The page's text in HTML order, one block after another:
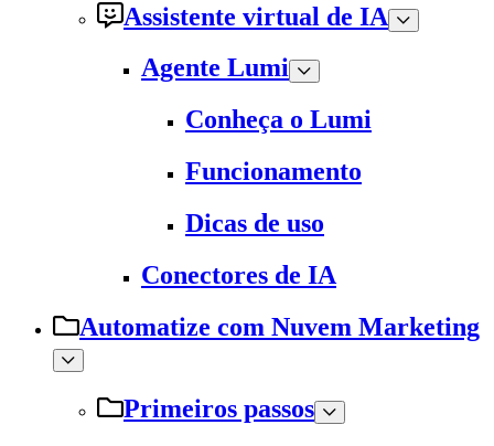
Assistente virtual de IA
Agente Lumi
Conheça o Lumi
Funcionamento
Dicas de uso
Conectores de IA
Automatize com Nuvem Marketing
Primeiros passos